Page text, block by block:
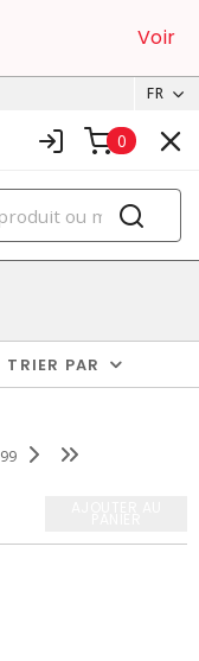
Voir
FR
0
TRIER PAR
99